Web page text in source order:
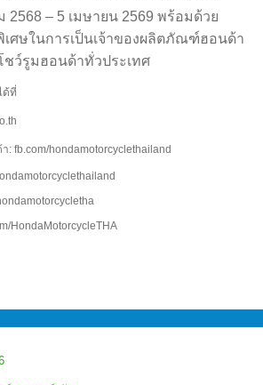
– 5 เมษายน 2569 พร้อมด้วย
ศษในการเป็นเจ้าของผลิตภัณฑ์ฮอนด้า
ชว์รูมฮอนด้าทั่วประเทศ
ด้ที่
: fb.com/hondamotorcyclethailand
HondaMotorcycleTHA